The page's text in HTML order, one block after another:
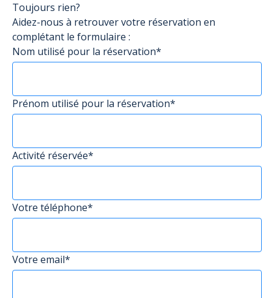
Toujours rien?
Aidez-nous à retrouver votre réservation en
complétant le formulaire :
Nom utilisé pour la réservation*
Prénom utilisé pour la réservation*
Activité réservée*
Votre téléphone*
Votre email*